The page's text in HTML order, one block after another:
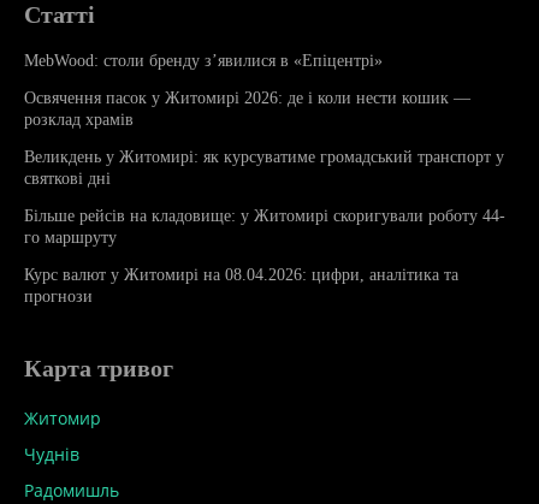
Статті
MebWood: столи бренду з’явилися в «Епіцентрі»
Освячення пасок у Житомирі 2026: де і коли нести кошик —
розклад храмів
Великдень у Житомирі: як курсуватиме громадський транспорт у
святкові дні
Більше рейсів на кладовище: у Житомирі скоригували роботу 44-
го маршруту
Курс валют у Житомирі на 08.04.2026: цифри, аналітика та
прогнози
Карта тривог
Житомир
Чуднів
Радомишль